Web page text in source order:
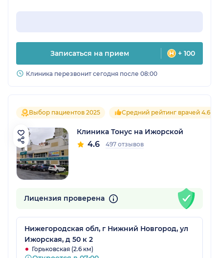
Записаться на прием + 100
Клиника перезвонит сегодня после 08:00
Выбор пациентов 2025 Средний рейтинг врачей 4.6
Клиника Тонус на Ижорской
4.6 497 отзывов
Лицензия проверена
Нижегородская обл, г Нижний Новгород, ул
Ижорская, д 50 к 2
Горьковская (2.6 км)